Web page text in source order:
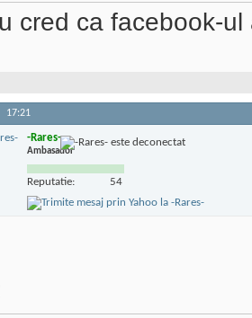
cred ca facebook-
17:21
-Rares-
Ambasador
Reputatie: 54